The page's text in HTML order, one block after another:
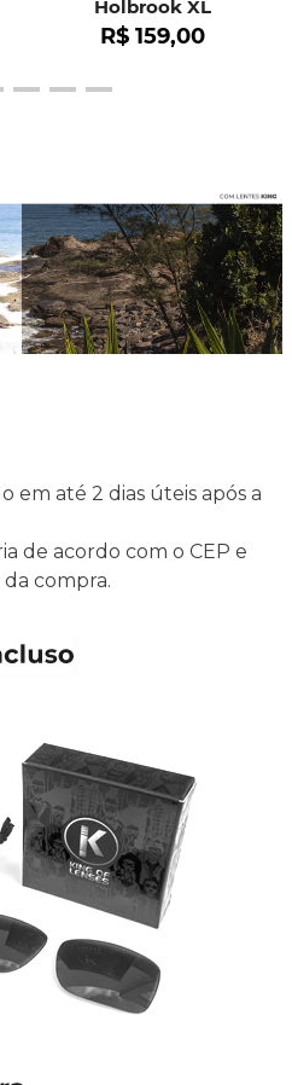
Holbrook XL
R$ 159,00
em até 2 dias úteis após a
de acordo com o CEP e
compra.